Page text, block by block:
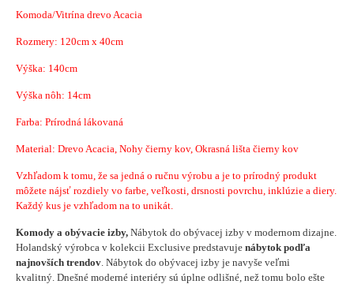
Komoda/Vitrína drevo Acacia
Rozmery: 120cm x 40cm
Výška: 140cm
Výška nôh: 14cm
Farba: Prírodná lákovaná
Material: Drevo Acacia, Nohy čierny kov, Okrasná lišta čierny kov
Vzhľadom k tomu, že sa jedná o ručnu výrobu a je to prírodný produkt
môžete nájsť rozdiely vo farbe, veľkosti, drsnosti povrchu, inklúzie a diery.
Každý kus je vzhľadom na to unikát.
Komody a obývacie izby, Nábytok do obývacej izby v modernom dizajne.
Holandský výrobca v kolekcii Exclusive predstavuje nábytok podľa
najnovších trendov. Nábytok do obývacej izby je navyše veľmi
kvalitný. Dnešné moderné interiéry sú úplne odlišné, než tomu bolo ešte